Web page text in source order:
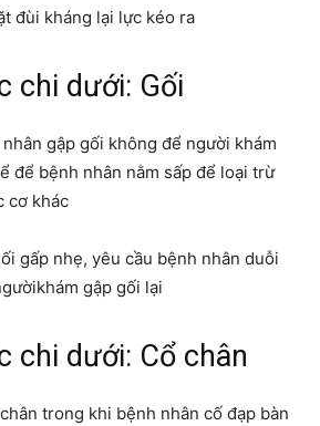
đùi kháng lại lực kéo ra
chi dưới: Gối
nhân gập gối không để người khám
để bệnh nhân nằm sấp để loại trừ
cơ khác
gấp nhẹ, yêu cầu bệnh nhân duỗi
gập gối lại
chi dưới: Cổ chân
trong khi bệnh nhân cố đạp bàn